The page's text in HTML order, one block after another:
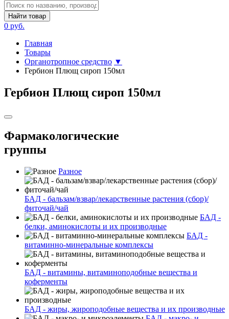
Найти товар
0 руб.
Главная
Товары
Органотропное средство ▼
Гербион Плющ сироп 150мл
Гербион Плющ сироп 150мл
Фармакологические
группы
Разное
БАД - бальзам/взвар/лекарственные растения (сбор)/
фиточай/чай
БАД -
белки, аминокислоты и их производные
БАД -
витаминно-минеральные комплексы
БАД - витамины, витаминоподобные вещества и
коферменты
БАД - жиры, жироподобные вещества и их производные